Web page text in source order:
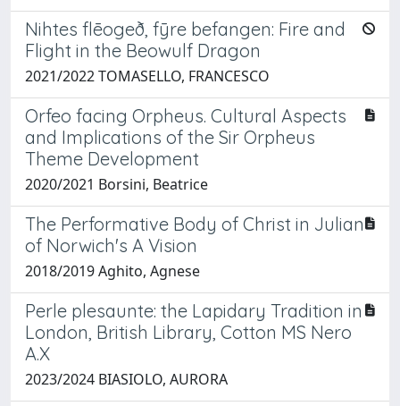
Nihtes flēogeð, fȳre befangen: Fire and
Flight in the Beowulf Dragon
2021/2022 TOMASELLO, FRANCESCO
Orfeo facing Orpheus. Cultural Aspects
and Implications of the Sir Orpheus
Theme Development
2020/2021 Borsini, Beatrice
The Performative Body of Christ in Julian
of Norwich's A Vision
2018/2019 Aghito, Agnese
Perle plesaunte: the Lapidary Tradition in
London, British Library, Cotton MS Nero
A.X
2023/2024 BIASIOLO, AURORA